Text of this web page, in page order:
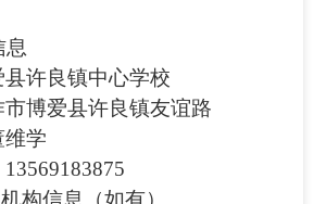
息
许良镇中心学校
博爱县许良镇友谊路
维学
13569183875
构信息（如有）